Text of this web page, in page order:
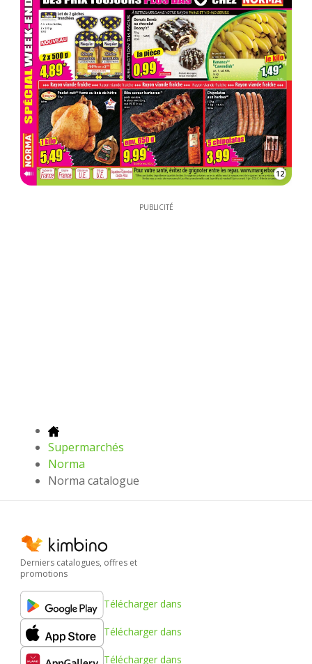
12
PUBLICITÉ
Supermarchés
Norma
Norma catalogue
Derniers catalogues, offres et
promotions
Télécharger dans
Télécharger dans
Télécharger dans